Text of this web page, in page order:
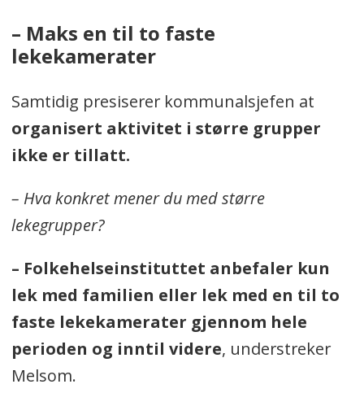
lekekamerater) møtes for å leke ute,
heller enn inne.
Unngå lekeplasser med mange barn.
Hold minst en meter avstand til
andre, også ute
Utsett bursdagsselskaper.
Begrens overnattingsbesøk
Vask hender ofte, både før, under
og etter lek, og host i armkroken.
Les mer hosFolkehelseinstituttet.
Se også
– Maks en til to faste
lekekamerater
Samtidig presiserer kommunalsjefen at
organisert aktivitet i større grupper
ikke er tillatt.
– Hva konkret mener du med større
lekegrupper?
– Folkehelseinstituttet anbefaler kun
lek med familien eller lek med en til to
faste lekekamerater gjennom hele
perioden og inntil videre, understreker
Melsom.